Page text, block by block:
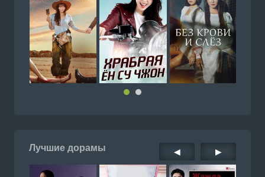
Лучшие дорамы ◀ ▶